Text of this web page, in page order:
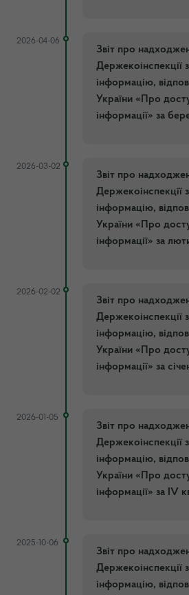
2026-04-06
Звіт про
Держекоінспекції
інформацію,
України «Про
інформації» за
2026-03-02
Звіт про
Держекоінспекції
інформацію,
України «Про
інформації» за
2026-02-02
Звіт про
Держекоінспекції
інформацію,
України «Про
інформації» за
2026-01-05
Звіт про
Держекоінспекції
інформацію,
України «Про
інформації» за ІV
2025-10-06
Звіт про
Держекоінспекції
інформацію,